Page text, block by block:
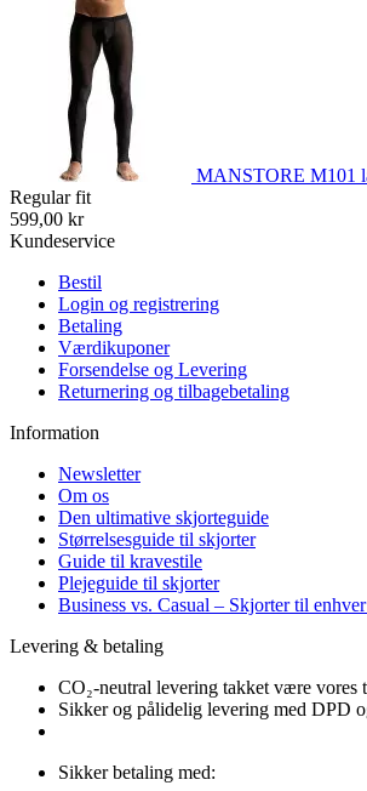
MANSTORE M101
Regular fit
599,00 kr
Kundeservice
Bestil
Login og registrering
Betaling
Værdikuponer
Forsendelse og Levering
Returnering og tilbagebetaling
Information
Newsletter
Om os
Den ultimative skjorteguide
Størrelsesguide til skjorter
Guide til kravestile
Plejeguide til skjorter
Business vs. Casual – Skjorter til
Levering & betaling
CO₂-neutral levering takket være vores
Sikker og pålidelig levering med DPD
Sikker betaling med: